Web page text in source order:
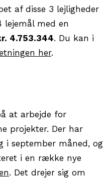
af disse 3 lejligheder
lejemål med en
4.753.344. Du kan i
her.
at arbejde for
projekter. Der har
i september måned, og
i en række nye
. Det drejer sig om